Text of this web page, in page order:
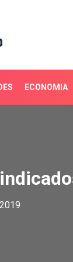
ECONOMIA